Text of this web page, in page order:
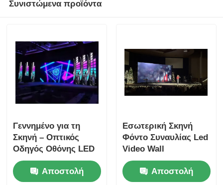
Συνιστώμενα προϊόντα
Γεννημένο για τη
Σκηνή – Οπτικός
Οδηγός Οθόνης LED
Σειράς GS με Ισχύ
Ανανέωσης 7680Hz
Αποστολή
Εσωτερική Σκηνή
Φόντο Συναυλίας Led
Video Wall
Αδιάλειπτη Σύνδεση
Ενοικίαση Led Οθόνη
Αποστολή